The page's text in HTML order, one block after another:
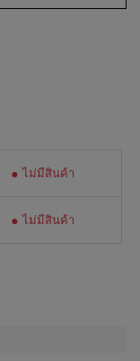
ไม่มีสินค้า
ไม่มีสินค้า